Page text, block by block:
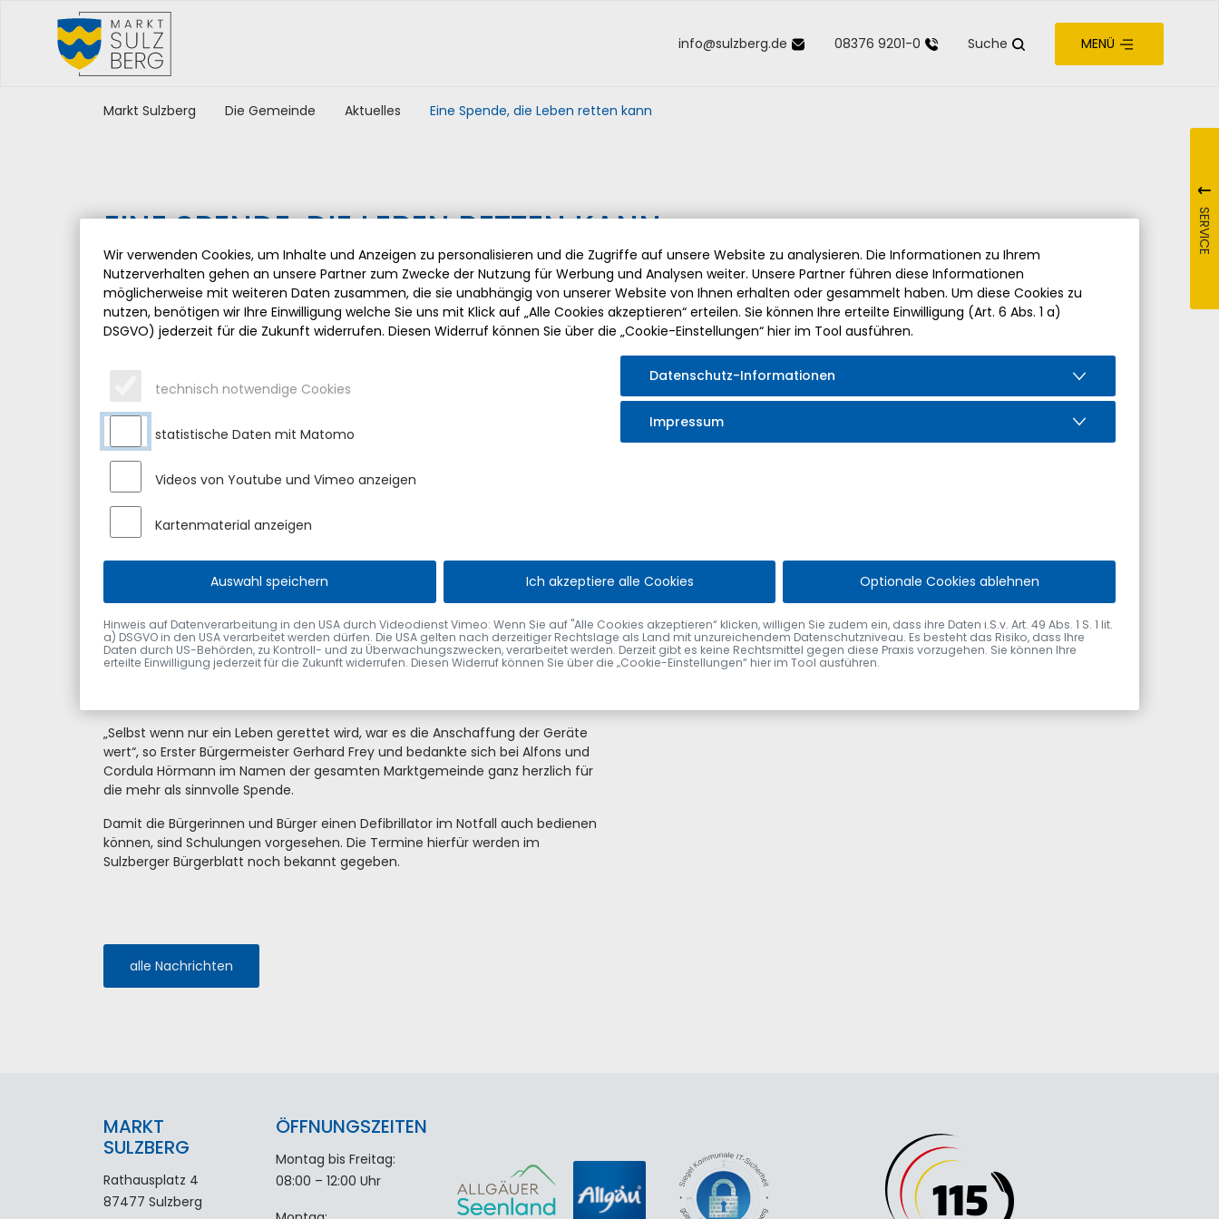
Inhalt der Seite anspringen
Informationen und Einstellungen zur Barrierefreiheit
info@sulzberg.de 08376 9201-0 Suche MENÜ
SERVICE
Markt Sulzberg Die Gemeinde Aktuelles Eine Spende, die Leben retten kann
EINE SPENDE, DIE LEBEN RETTEN KANN
Donnerstag, 24.03.2022
Mit dem Gedanken, Leben zu retten, spendete die Alfons Hörmann Stifung
dem Markt Sulzberg vor kurzem 8.000 € zur Anschaffung von mehreren
Defibrillatoren.
Über diese sehr sinnvolle Anschaffung freute sich Erster Bürgermeister und
langjähriger Notfallsanitäter Gerhard Frey ganz besonders. Er zeigte sich
beeindruckt vom Engagement der Alfons Hörmann Stiftung, die in diesem
und in den vergangenen Jahren bereits Sulzberger Vereine und Kirchen, sowie
die Kommune finanziell unterstützt hat.
Der plötzliche Herztod tritt schnell und meistens unverhofft ein. Laut DZHK
jährlich ca. 65.000 Menschen daran. Deshalb zählt bei einem plötzlichen
Herztod jede Sekunde. Im Ernstfall kann ein Defibrillator das Überleben eines
Betroffenen sichern.
Die zwischenzeitlich angeschafften Defibrillatoren sind leicht zu bedienen, für
jedermann zugänglich und sind für folgende Standorte vorgesehen:
Dorfmitte in Ottacker
Feuerwehr Moosbach und Sulzberg
„Selbst wenn nur ein Leben gerettet wird, war es die Anschaffung der Geräte
wert“, so Erster Bürgermeister Gerhard Frey und bedankte sich bei Alfons und
Cordula Hörmann im Namen der gesamten Marktgemeinde ganz herzlich für
die mehr als sinnvolle Spende.
Damit die Bürgerinnen und Bürger einen Defibrillator im Notfall auch bedienen
können, sind Schulungen vorgesehen. Die Termine hierfür werden im
Sulzberger Bürgerblatt noch bekannt gegeben.
Von links: 1. Bürgermeister Gerhard Frey, Alfons und Cordula Hörmann von der Alfons
Hörmann Stifung
alle Nachrichten
MARKT
SULZBERG
Rathausplatz 4
87477 Sulzberg
ÖFFNUNGSZEITEN
Montag bis Freitag:
08:00 – 12:00 Uhr
Wir verwenden Cookies, um Inhalte und Anzeigen zu personalisieren und die Zugriffe auf unsere Website zu analysieren. Die Informationen zu Ihrem
Nutzerverhalten gehen an unsere Partner zum Zwecke der Nutzung für Werbung und Analysen weiter. Unsere Partner führen diese Informationen
möglicherweise mit weiteren Daten zusammen, die sie unabhängig von unserer Website von Ihnen erhalten oder gesammelt haben. Um diese Cookies zu
nutzen, benötigen wir Ihre Einwilligung welche Sie uns mit Klick auf „Alle Cookies akzeptieren“ erteilen. Sie können Ihre erteilte Einwilligung (Art. 6 Abs. 1 a)
DSGVO) jederzeit für die Zukunft widerrufen. Diesen Widerruf können Sie über die „Cookie-Einstellungen“ hier im Tool ausführen.
technisch notwendige Cookies
statistische Daten mit Matomo
Videos von Youtube und Vimeo anzeigen
Kartenmaterial anzeigen
Datenschutz-Informationen
Impressum
Auswahl speichern Ich akzeptiere alle Cookies Optionale Cookies ablehnen
Hinweis auf Datenverarbeitung in den USA durch Videodienst Vimeo: Wenn Sie auf "Alle Cookies akzeptieren“ klicken, willigen Sie zudem ein, dass ihre Daten i.S.v. Art. 49 Abs. 1 S. 1 lit.
a) DSGVO in den USA verarbeitet werden dürfen. Die USA gelten nach derzeitiger Rechtslage als Land mit unzureichendem Datenschutzniveau. Es besteht das Risiko, dass Ihre
Daten durch US-Behörden, zu Kontroll- und zu Überwachungszwecken, verarbeitet werden. Derzeit gibt es keine Rechtsmittel gegen diese Praxis vorzugehen. Sie können Ihre
erteilte Einwilligung jederzeit für die Zukunft widerrufen. Diesen Widerruf können Sie über die „Cookie-Einstellungen“ hier im Tool ausführen.